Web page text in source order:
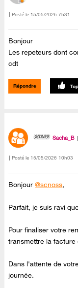
Posté le ‎15/05/2026 7h31
Bonjour
Les repeteurs dont
cdt
Répondre
Sacha_B
Posté le ‎15/05/2026 10h03
Bonjour@scnoss,
Parfait, je suis ravi
Pour finaliser votre
transmettre la
Dans l'attente de
journée.